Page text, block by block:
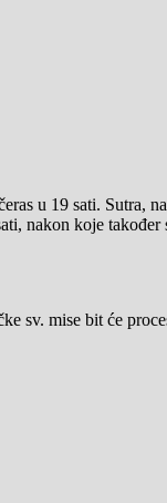
u 19 sati. Sutra,
nakon koje također
sv. mise bit će